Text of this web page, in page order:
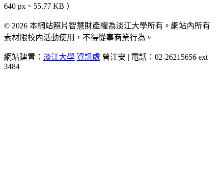
640 px、55.77 KB ）
© 2026 本網站照片智慧財產權為淡江大學所有。網站內所有
素材限校內活動使用，不得從事商業行為。
網站建置： 淡江大學 資訊處 曾江安 | 電話：02-26215656 ext
3484